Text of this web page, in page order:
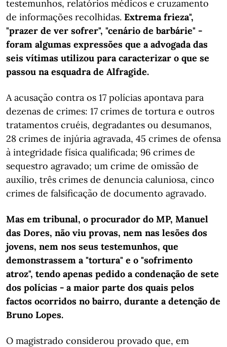
testemunhos, relatórios médicos e cruzamento
de informações recolhidas. Extrema frieza",
"prazer de ver sofrer", "cenário de barbárie" -
foram algumas expressões que a advogada das
seis vítimas utilizou para caracterizar o que se
passou na esquadra de Alfragide.
A acusação contra os 17 polícias apontava para
dezenas de crimes: 17 crimes de tortura e outros
tratamentos cruéis, degradantes ou desumanos,
28 crimes de injúria agravada, 45 crimes de ofensa
à integridade física qualificada; 96 crimes de
sequestro agravado; um crime de omissão de
auxílio, três crimes de denuncia caluniosa, cinco
crimes de falsificação de documento agravado.
Mas em tribunal, o procurador do MP, Manuel
das Dores, não viu provas, nem nas lesões dos
jovens, nem nos seus testemunhos, que
demonstrassem a "tortura" e o "sofrimento
atroz", tendo apenas pedido a condenação de sete
dos polícias - a maior parte dos quais pelos
factos ocorridos no bairro, durante a detenção de
Bruno Lopes.
O magistrado considerou provado que, em